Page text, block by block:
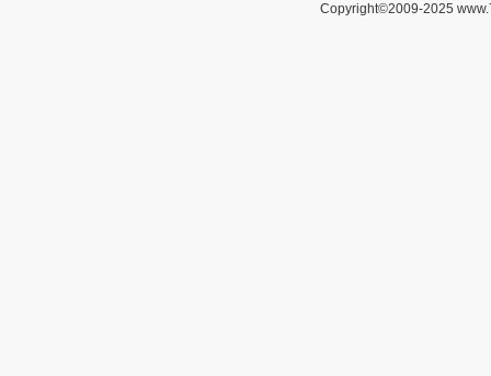
Copyright©2009-2025